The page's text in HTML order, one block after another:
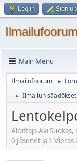
Log in Sign up
Main Menu
Ilmailufoorumi ►
► Ilmailun säädökset
Aloittaja Aki
0 Jäsenet ja 1